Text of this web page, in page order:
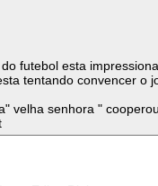
futebol esta
tentando convencer
velha senhora "